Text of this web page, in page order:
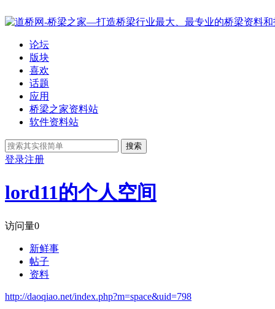
论坛
版块
喜欢
话题
应用
桥梁之家资料站
软件资料站
搜索
登录注册
lord11的个人空间
访问量0
新鲜事
帖子
资料
http://daoqiao.net/index.php?m=space&uid=798